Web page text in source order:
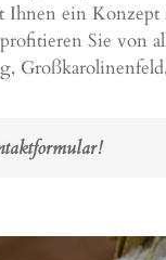
ein Konzept
Sie von
, Großkarolinenfeld